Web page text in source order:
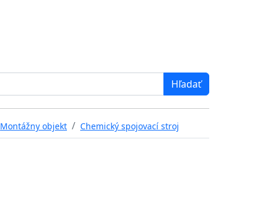
Montážny objekt Chemický spojovací stroj